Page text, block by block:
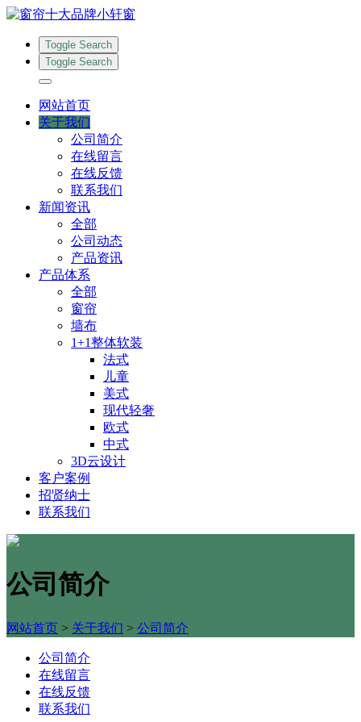
Toggle Search
Toggle Search
网站首页
关于我们
公司简介
在线留言
在线反馈
联系我们
新闻资讯
全部
公司动态
产品资讯
产品体系
全部
窗帘
墙布
1+1整体软装
法式
儿童
美式
现代轻奢
欧式
中式
3D云设计
客户案例
招贤纳士
联系我们
公司简介
网站首页 > 关于我们 > 公司简介
公司简介
在线留言
在线反馈
联系我们